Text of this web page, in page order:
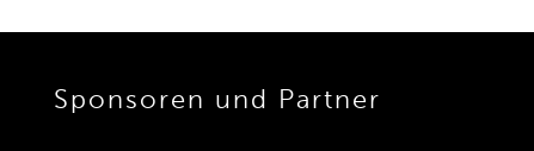
Sponsoren und Partner